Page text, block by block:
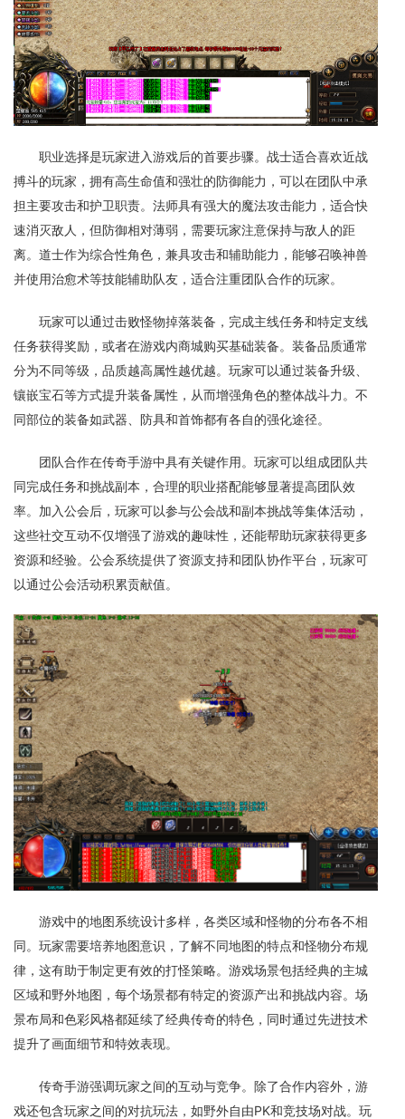
职业选择是玩家进入游戏后的首要步骤。战士适合喜欢近战
搏斗的玩家，拥有高生命值和强壮的防御能力，可以在团队中承
担主要攻击和护卫职责。法师具有强大的魔法攻击能力，适合快
速消灭敌人，但防御相对薄弱，需要玩家注意保持与敌人的距
离。道士作为综合性角色，兼具攻击和辅助能力，能够召唤神兽
并使用治愈术等技能辅助队友，适合注重团队合作的玩家。
玩家可以通过击败怪物掉落装备，完成主线任务和特定支线
任务获得奖励，或者在游戏内商城购买基础装备。装备品质通常
分为不同等级，品质越高属性越优越。玩家可以通过装备升级、
镶嵌宝石等方式提升装备属性，从而增强角色的整体战斗力。不
同部位的装备如武器、防具和首饰都有各自的强化途径。
团队合作在传奇手游中具有关键作用。玩家可以组成团队共
同完成任务和挑战副本，合理的职业搭配能够显著提高团队效
率。加入公会后，玩家可以参与公会战和副本挑战等集体活动，
这些社交互动不仅增强了游戏的趣味性，还能帮助玩家获得更多
资源和经验。公会系统提供了资源支持和团队协作平台，玩家可
以通过公会活动积累贡献值。
游戏中的地图系统设计多样，各类区域和怪物的分布各不相
同。玩家需要培养地图意识，了解不同地图的特点和怪物分布规
律，这有助于制定更有效的打怪策略。游戏场景包括经典的主城
区域和野外地图，每个场景都有特定的资源产出和挑战内容。场
景布局和色彩风格都延续了经典传奇的特色，同时通过先进技术
提升了画面细节和特效表现。
传奇手游强调玩家之间的互动与竞争。除了合作内容外，游
戏还包含玩家之间的对抗玩法，如野外自由PK和竞技场对战。玩